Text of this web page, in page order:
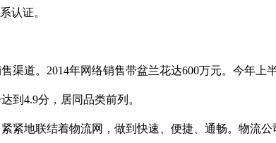
认证。
渠道。 2014年网络销售带盆兰花达600万元。今年上
到 4.9分，居同品类前列。
紧地联结着物流网，做到快速、便捷、通畅。物流